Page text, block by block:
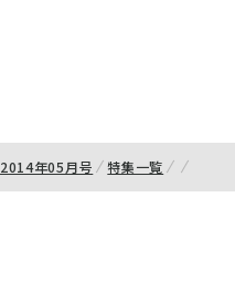
2014年05月号 特集一覧